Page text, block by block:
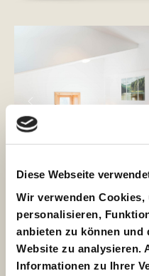
Diese Webseite
Wir verwenden
personalisieren,
anbieten zu können und
Website zu analysieren.
Informationen zu Ihrer
Für